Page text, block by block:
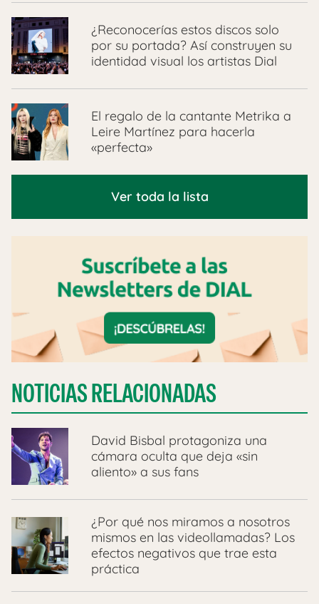
¿Reconocerías estos discos solo
por su portada? Así construyen su
identidad visual los artistas Dial
El regalo de la cantante Metrika a
Leire Martínez para hacerla
«perfecta»
Ver toda la lista
NOTICIAS RELACIONADAS
David Bisbal protagoniza una
cámara oculta que deja «sin
aliento» a sus fans
¿Por qué nos miramos a nosotros
mismos en las videollamadas? Los
efectos negativos que trae esta
práctica